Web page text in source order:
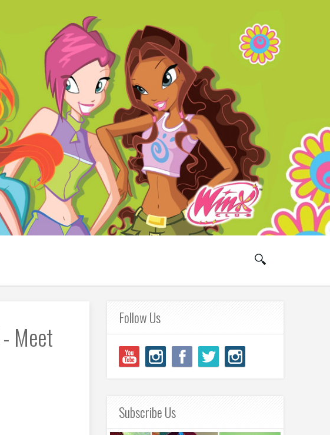
Meet
Follow Us
Subscribe Us